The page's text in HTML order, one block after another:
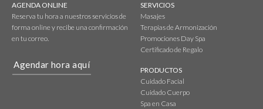
AGENDA ONLINE
Reserva tu hora a nuestros servicios de
forma online y recibe una confirmación
en tu correo.
Agendar hora aquí
SERVICIOS
Masajes
Terapias de Armonización
Promociones Day Spa
Certificado de Regalo
PRODUCTOS
Cuidado Facial
Cuidado Cuerpo
Spa en Casa